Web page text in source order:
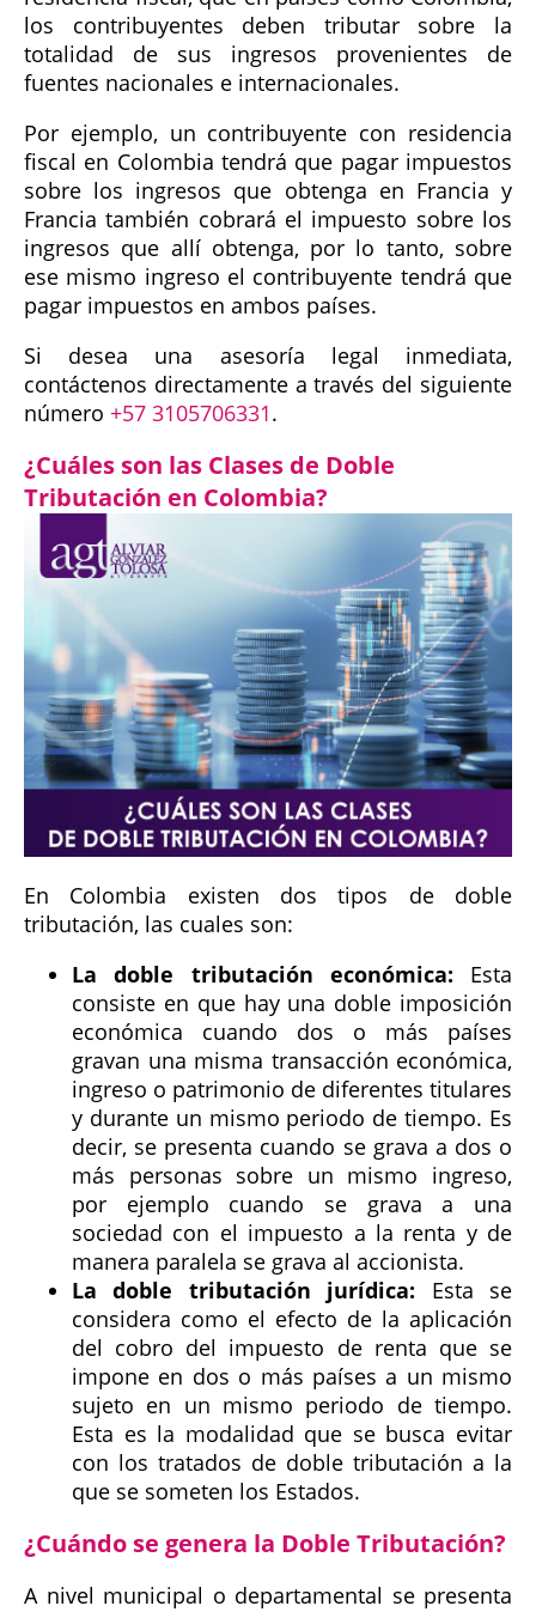
los contribuyentes deben tributar sobre la
totalidad de sus ingresos provenientes de
fuentes nacionales e internacionales.
Por ejemplo, un contribuyente con residencia
fiscal en Colombia tendrá que pagar impuestos
sobre los ingresos que obtenga en Francia y
Francia también cobrará el impuesto sobre los
ingresos que allí obtenga, por lo tanto, sobre
ese mismo ingreso el contribuyente tendrá que
pagar impuestos en ambos países.
Si desea una asesoría legal inmediata,
contáctenos directamente a través del siguiente
número +57 3105706331.
¿Cuáles son las Clases de Doble
Tributación en Colombia?
En Colombia existen dos tipos de doble
tributación, las cuales son:
La doble tributación económica: Esta
consiste en que hay una doble imposición
económica cuando dos o más países
gravan una misma transacción económica,
ingreso o patrimonio de diferentes titulares
y durante un mismo periodo de tiempo. Es
decir, se presenta cuando se grava a dos o
más personas sobre un mismo ingreso,
por ejemplo cuando se grava a una
sociedad con el impuesto a la renta y de
manera paralela se grava al accionista.
La doble tributación jurídica: Esta se
considera como el efecto de la aplicación
del cobro del impuesto de renta que se
impone en dos o más países a un mismo
sujeto en un mismo periodo de tiempo.
Esta es la modalidad que se busca evitar
con los tratados de doble tributación a la
que se someten los Estados.
¿Cuándo se genera la Doble Tributación?
A nivel municipal o departamental se presenta